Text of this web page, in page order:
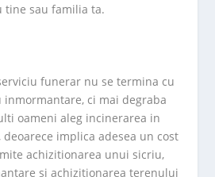
tine sau familia ta.
funerar nu se termina cu
ci mai degraba
oameni aleg incinerarea in
implica adesea un cost
achizitionarea unui sicriu,
si achizitionarea terenului